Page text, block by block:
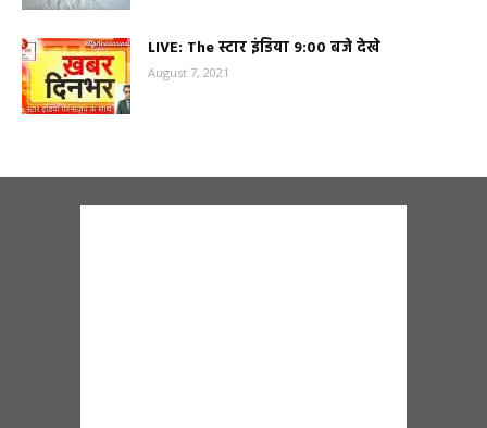
LIVE: The स्टार इंडिया 9:00 बजे देखे
August 7, 2021